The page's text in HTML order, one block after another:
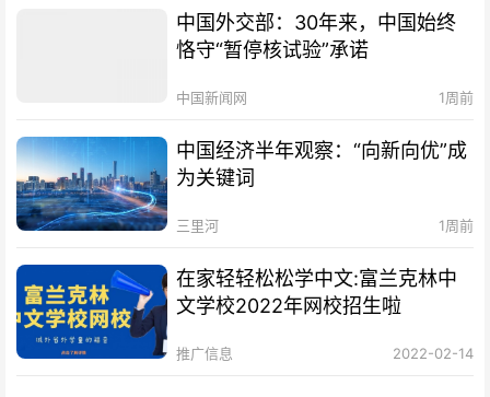
中国外交部：30年来，中国始终
恪守“暂停核试验”承诺
中国新闻网 1周前
中国经济半年观察：“向新向优”成
为关键词
三里河 1周前
在家轻轻松松学中文:富兰克林中
文学校2022年网校招生啦
推广信息 2022-02-14